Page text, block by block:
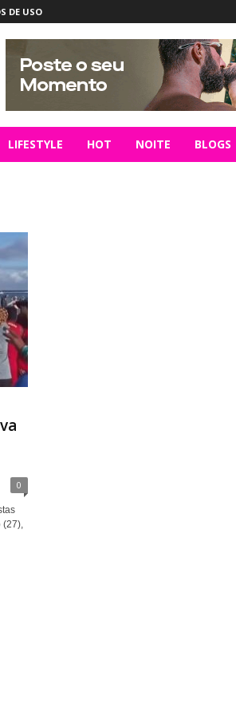
DE USO
LIFESTYLE HOT NOITE BLOGS
0
(27),